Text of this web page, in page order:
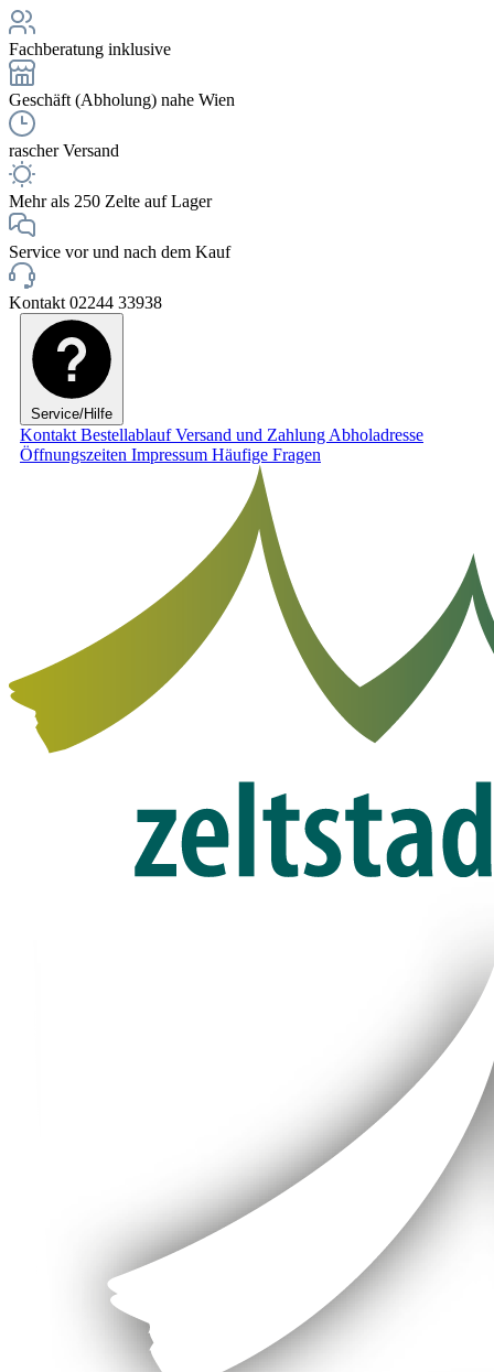
Fachberatung inklusive
Geschäft (Abholung) nahe Wien
rascher Versand
Mehr als 250 Zelte auf Lager
Service vor und nach dem Kauf
Kontakt 02244 33938
Service/Hilfe
Kontakt BestellablaufVersand und Zahlung Abholadresse
Öffnungszeiten Impressum Häufige Fragen